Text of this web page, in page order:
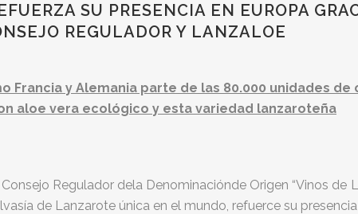
SU PRESENCIA EN EUROPA
REGULADOR Y LANZALOE
Francia y Alemania parte de las 80.000 unidades
aloe vera ecológico y esta variedad lanzaroteña
Regulador dela Denominaciónde Origen “Vinos
de Lanzarote única en el mundo, refuerce su